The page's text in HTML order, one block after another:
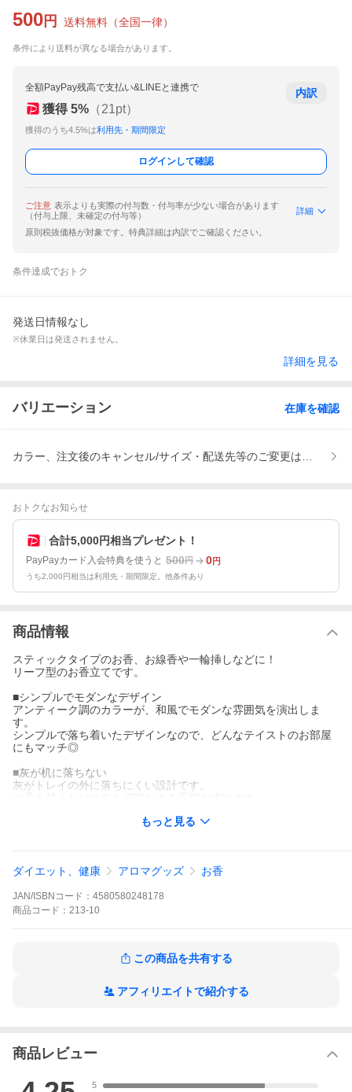
500 円 送料無料 （全国一律）
条件により送料が異なる場合があります。
全額PayPay残高で支払い&LINEと連携で
獲得 5% （21pt）
獲得のうち4.5%は利用先・期間限定
内訳
ログインして確認
ご注意 表示よりも実際の付与数・付与率が少ない場合があります
（付与上限、未確定の付与等）
詳細
原則税抜価格が対象です。特典詳細は内訳でご確認ください。
条件達成でおトク
発送日情報なし
※休業日は発送されません。
詳細を見る
バリエーション 在庫を確認
カラー、注文後のキャンセル/サイズ・配送先等のご変更は対応不
おトクなお知らせ
合計5,000円相当プレゼント！
PayPayカード入会特典を使うと 500円 0円
うち2,000円相当は利用先・期間限定。他条件あり
商品情報
スティックタイプのお香、お線香や一輪挿しなどに！
リーフ型のお香立てです。
■シンプルでモダンなデザイン
アンティーク調のカラーが、和風でモダンな雰囲気を演出しま
す。
シンプルで落ち着いたデザインなので、どんなテイストのお部屋
にもマッチ◎
■灰が机に落ちない
灰がトレイの外に落ちにくい設計です。
■様々なシーンで活用
スなど
様々なシーンで和やかな癒しのムードを演出します。
長さ約14cm×幅約5cm×高さ約1cm
色：ブロンズ、シルバー
もっと見る
ダイエット、健康 アロマグッズ お香
JAN/ISBNコード： 4580580248178
商品 コード： 213-10
この商品を共有する
アフィリエイトで紹介する
商品レビュー
5